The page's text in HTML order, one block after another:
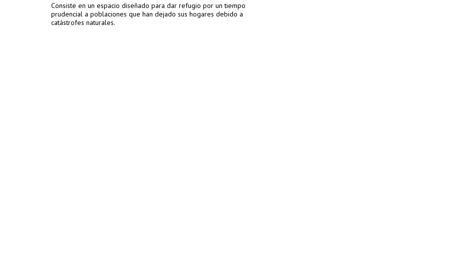
Consiste en un espacio diseñado para dar refugio por un tiempo
prudencial a poblaciones que han dejado sus hogares debido a
catástrofes naturales.